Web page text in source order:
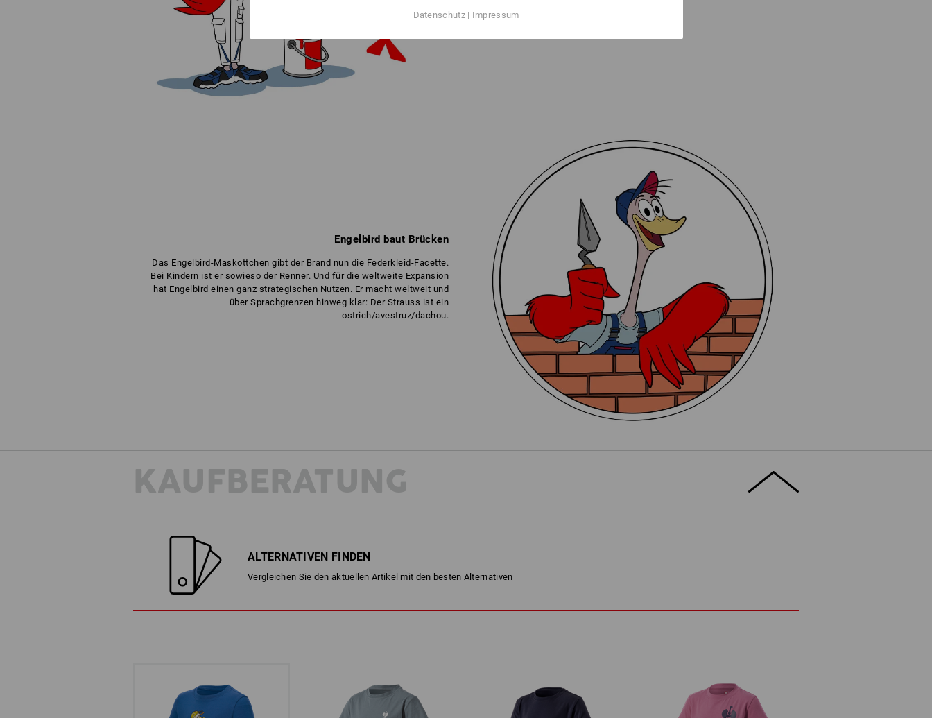
Engelbird baut Brücken
Das Engelbird-Maskottchen gibt der Brand nun die Federkleid-Facette.
Bei Kindern ist er sowieso der Renner. Und für die weltweite Expansion
hat Engelbird einen ganz strategischen Nutzen. Er macht weltweit und
über Sprachgrenzen hinweg klar: Der Strauss ist ein
ostrich/avestruz/dachou.
KAUFBERATUNG
ALTERNATIVEN FINDEN
Vergleichen Sie den aktuellen Artikel mit den besten Alternativen
Datenschutz| Impressum